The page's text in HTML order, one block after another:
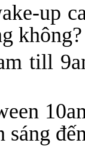
up
không?
till